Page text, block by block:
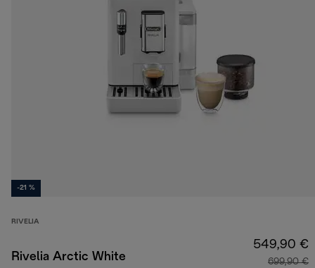
-21 %
RIVELIA
Rivelia Arctic White
549,90 €
699,90 €